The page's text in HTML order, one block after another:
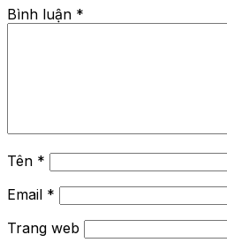
Bình luận *
Tên *
Email *
Trang web